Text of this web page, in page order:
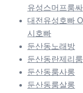
유성스머프룸
대전유성호빠
시호빠
둔산동노래방
둔산동란제리룸
둔산동룸사롱
둔산동룸살롱